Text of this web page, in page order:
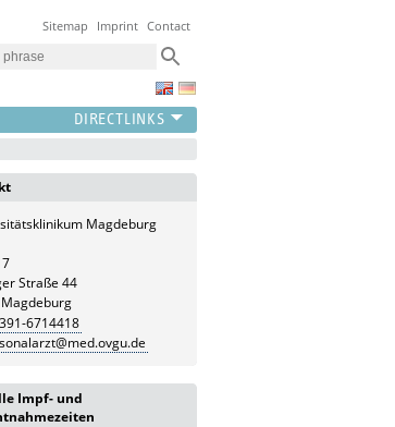
Sitemap Imprint Contact
Magdeburg
Straße 44
6714418
Impf- und